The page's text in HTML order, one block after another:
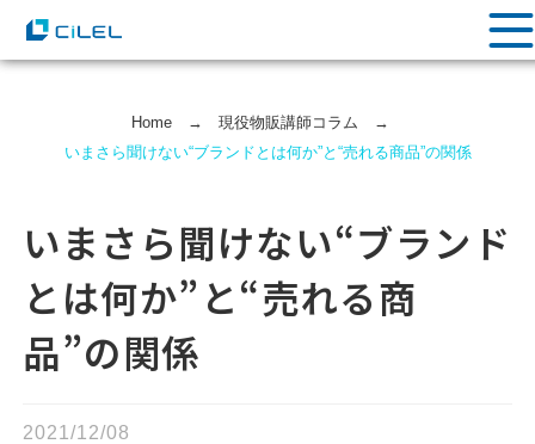
Home→ 現役物販講師コラム →
いまさら聞けない“ブランドとは何か”と“売れる商品”の関係
いまさら聞けない“ブランド
とは何か”と“売れる商
品”の関係
2021/12/08